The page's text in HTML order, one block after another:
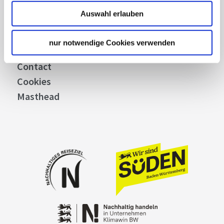
Auswahl erlauben
nur notwendige Cookies verwenden
Stuttgart Convention Bureau
General terms and conditions
Privacy policy
Contact
Cookies
Masthead